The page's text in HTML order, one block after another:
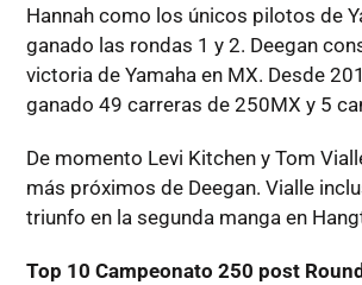
Hannah como los únicos pilotos de
ganado las rondas 1 y 2. Deegan
victoria de Yamaha en MX. Desde
ganado 49 carreras de 250MX y 5
De momento Levi Kitchen y Tom
más próximos de Deegan. Vialle
triunfo en la segunda manga en
Top 10 Campeonato 250 post